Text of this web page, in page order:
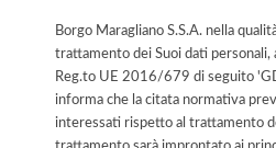
Borgo Maragliano S.S.A. nella
trattamento dei Suoi dati personali,
Reg.to UE 2016/679 di seguito
informa che la citata normativa
interessati rispetto al trattamento
trattamento sarà improntato ai